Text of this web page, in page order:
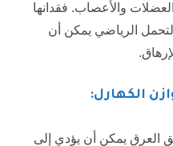
والأعصاب. فقدانها
الرياضي يمكن أن
الكهارل:
العرق يمكن أن يؤدي إلى